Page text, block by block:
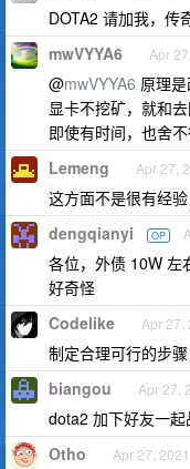
DOTA2 请加我，传
mwVYYA6 Apr
@mwVYYA6 原理
显卡不挖矿，就和
即使有时间，也舍
Lemeng Apr 27,
这方面不是很有经
dengqianyi OP
各位，外债 10W 左
好奇怪
Codelike Apr 27,
制定合理可行的步
biangou Apr 27,
dota2 加下好友一
Otho Apr 27, 2021